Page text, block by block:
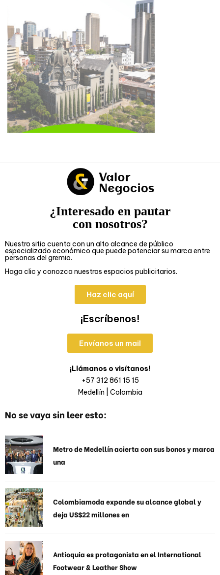
¿Interesado en pautar
con nosotros?
Nuestro sitio cuenta con un alto alcance de público
especializado económico que puede potenciar su marca entre
personas del gremio.
Haga clic y conozca nuestros espacios publicitarios.
Haz clic aquí
¡Escríbenos!
Envíanos un mail
¡Llámanos o visítanos!
+57 312 861 15 15
Medellín | Colombia
No se vaya sin leer esto:
Metro de Medellín acierta con sus bonos y marca
una
Colombiamoda expande su alcance global y
deja US$22 millones en
Antioquia es protagonista en el International
Footwear & Leather Show